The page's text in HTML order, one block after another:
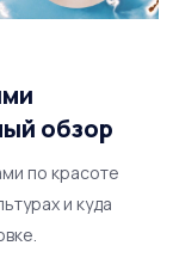
обзор
по красоте
и куда